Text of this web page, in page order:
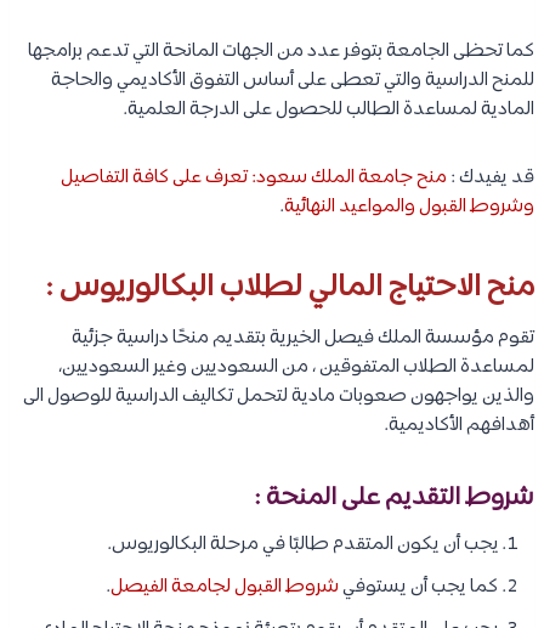
كما تحظى الجامعة بتوفر عدد من الجهات المانحة التي تدعم برامجها
للمنح الدراسية والتي تعطى على أساس التفوق الأكاديمي والحاجة
المادية لمساعدة الطالب للحصول على الدرجة العلمية.
قد يفيدك : منح جامعة الملك سعود: تعرف على كافة التفاصيل
وشروط القبول والمواعيد النهائية.
منح الاحتياج المالي لطلاب البكالوريوس :
تقوم مؤسسة الملك فيصل الخيرية بتقديم منحًا دراسية جزئية
لمساعدة الطلاب المتفوقين ، من السعوديين وغير السعوديين،
والذين يواجهون صعوبات مادية لتحمل تكاليف الدراسية للوصول الى
أهدافهم الأكاديمية.
شروط التقديم على المنحة :
يجب أن يكون المتقدم طالبًا في مرحلة البكالوريوس.
كما يجب أن يستوفيشروط القبول لجامعة الفيصل.